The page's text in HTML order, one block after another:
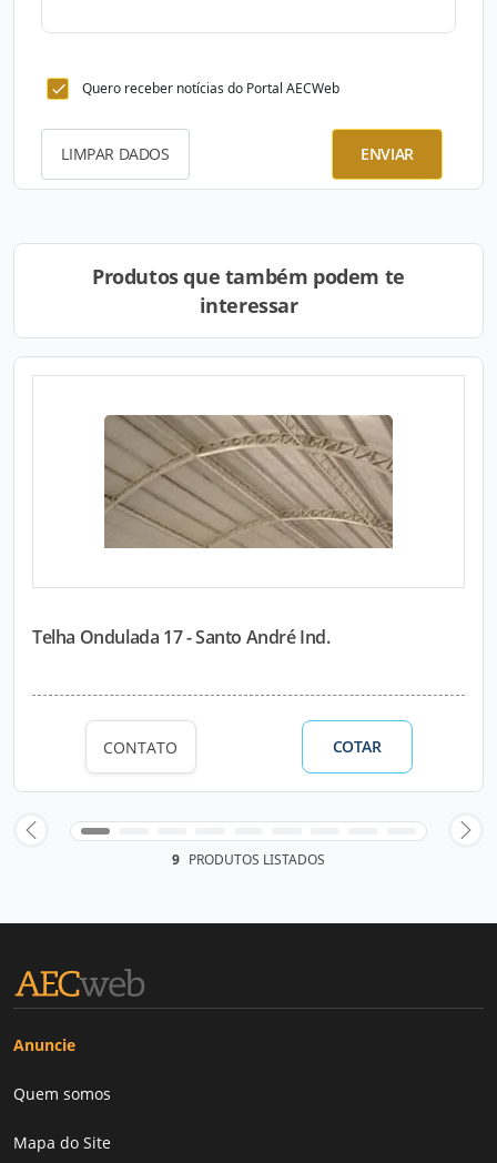
Quero receber notícias do Portal AECWeb
LIMPAR DADOS ENVIAR
Produtos que também podem te
interessar
Telha Ondulada 17 - Santo André Ind.
CONTATO COTAR
9 PRODUTOS LISTADOS
Anuncie
Quem somos
Mapa do Site